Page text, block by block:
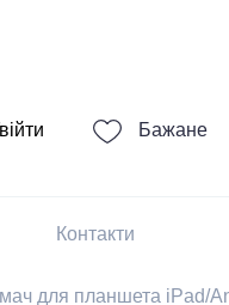
Бажане
Контакти
для планшета iPad/